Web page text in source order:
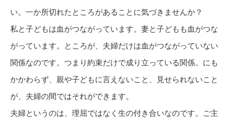
い。一か所切れたところがあることに気づきませんか？
私と子どもは血がつながっています。妻と子どもも血がつな
がっています。ところが、夫婦だけは血がつながっていない
関係なのです。つまり約束だけで成り立っている関係。にも
かかわらず、親や子どもに言えないこと、見せられないこと
が、夫婦の間ではそれができます。
夫婦というのは、理屈ではなく生の付き合いなのです。ご主